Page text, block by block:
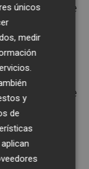
Nacional de
Desde el
de
nos
metros)
De
hay dos
nos
y cuya
únicos
medir
y
de